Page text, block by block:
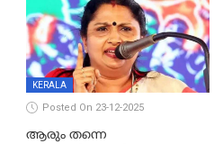
KERALA
Posted On 23-12-2025
ആരും തന്നെ